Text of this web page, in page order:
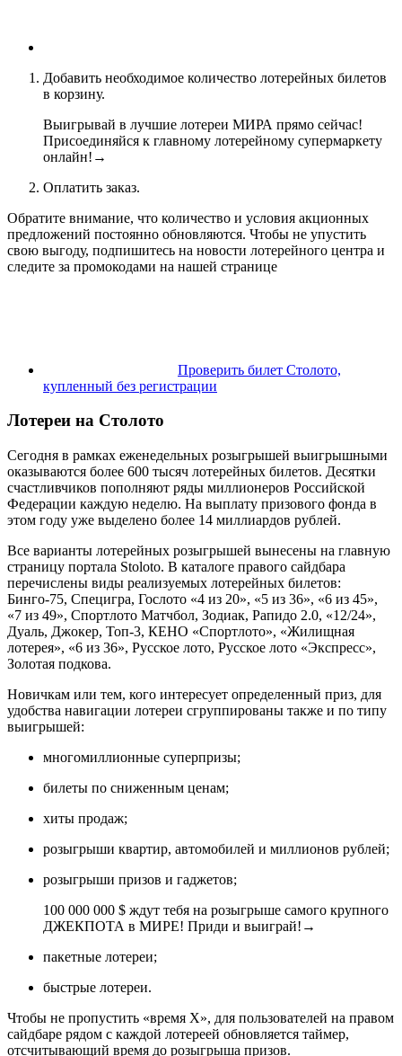
Добавить необходимое количество лотерейных билетов
в корзину.
Выигрывай в лучшие лотереи МИРА прямо сейчас!
Присоединяйся к главному лотерейному супермаркету
онлайн! →
Оплатить заказ.
Обратите внимание, что количество и условия акционных
предложений постоянно обновляются. Чтобы не упустить
свою выгоду, подпишитесь на новости лотерейного центра и
следите за промокодами на нашей странице
Проверить билет Столото,
купленный без регистрации
Лотереи на Столото
Сегодня в рамках еженедельных розыгрышей выигрышными
оказываются более 600 тысяч лотерейных билетов. Десятки
счастливчиков пополняют ряды миллионеров Российской
Федерации каждую неделю. На выплату призового фонда в
этом году уже выделено более 14 миллиардов рублей.
Все варианты лотерейных розыгрышей вынесены на главную
страницу портала Stoloto. В каталоге правого сайдбара
перечислены виды реализуемых лотерейных билетов:
Бинго-75, Специгра, Гослото «4 из 20», «5 из 36», «6 из 45»,
«7 из 49», Спортлото Матчбол, Зодиак, Рапидо 2.0, «12/24»,
Дуаль, Джокер, Топ-3, КЕНО «Спортлото», «Жилищная
лотерея», «6 из 36», Русское лото, Русское лото «Экспресс»,
Золотая подкова.
Новичкам или тем, кого интересует определенный приз, для
удобства навигации лотереи сгруппированы также и по типу
выигрышей:
многомиллионные суперпризы;
билеты по сниженным ценам;
хиты продаж;
розыгрыши квартир, автомобилей и миллионов рублей;
розыгрыши призов и гаджетов;
100 000 000 $ ждут тебя на розыгрыше самого крупного
ДЖЕКПОТА в МИРЕ! Приди и выиграй! →
пакетные лотереи;
быстрые лотереи.
Чтобы не пропустить «время Х», для пользователей на правом
сайдбаре рядом с каждой лотереей обновляется таймер,
отсчитывающий время до розыгрыша призов.